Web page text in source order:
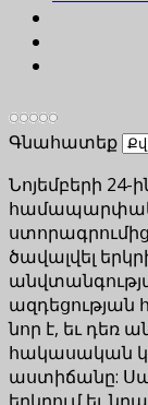
Գնահատեք
Նոյեմբերի
ծավալվել
ազդեցության
նոր է, եւ դեռ
հակասական
աստիճանը: